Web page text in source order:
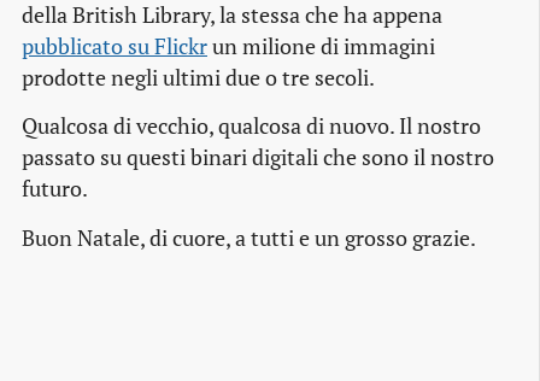
della British Library, la stessa che ha appena
pubblicato su Flickrun milione di immagini
prodotte negli ultimi due o tre secoli.
Qualcosa di vecchio, qualcosa di nuovo. Il nostro
passato su questi binari digitali che sono il nostro
futuro.
Buon Natale, di cuore, a tutti e un grosso grazie.